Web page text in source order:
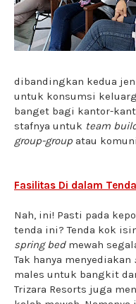
dibandingkan kedua
untuk konsumsi
banget bagi kantor-
stafnya untuk team
group-group atau
Fasilitas Di dalam Tenda
Nah, ini! Pasti pada
tenda ini? Tenda kok
spring bedmewah
Tak hanya menyediakan
males untuk bangkit
Trizara Resorts juga